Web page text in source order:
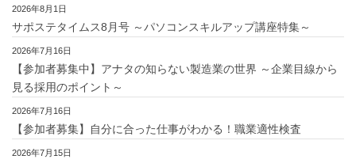
2026年8月1日
サポステタイムス8月号 ～パソコンスキルアップ講座特集～
2026年7月16日
【参加者募集中】アナタの知らない製造業の世界 ～企業目線から
見る採用のポイント～
2026年7月16日
【参加者募集】自分に合った仕事がわかる！職業適性検査
2026年7月15日